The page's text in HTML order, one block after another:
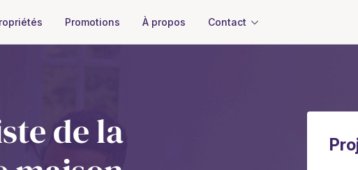
Promotions À propos Contact
de la